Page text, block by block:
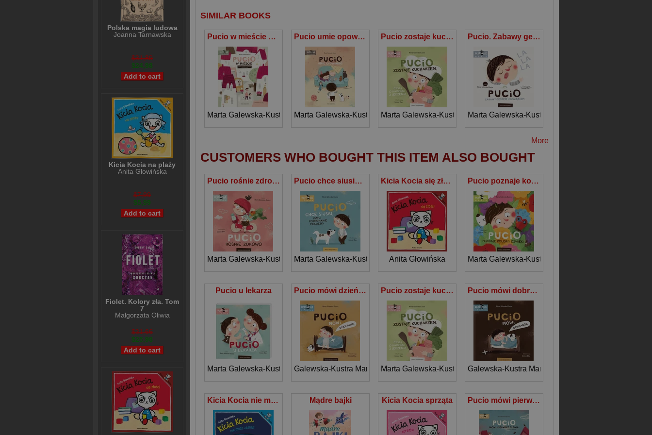
Polska magia ludowa
Joanna Tarnawska
$31,89
$24,98
Kicia Kocia na plaży
Anita Głowińska
$7,99
$5,99
Fiolet. Kolory zła. Tom
7
Małgorzata Oliwia
$31,66
$25,98
SIMILAR BOOKS
Pucio w mieście Zabawy językowe dla młodszych i starszych dzieci
Marta Galewska-Kustra
Pucio umie opowiadać
Marta Galewska-Kustra
Pucio zostaje kucharzem, czyli o radości z jedzenia
Marta Galewska-Kustra
Pucio. Zabawy gestem i dźwiękiem
Marta Galewska-Kustra
More
CUSTOMERS WHO BOUGHT THIS ITEM ALSO BOUGHT
Pucio rośnie zdrowo
Marta Galewska-Kustra
Pucio chce siusiu, czyli pożegnanie pieluszki
Marta Galewska-Kustra
Kicia Kocia się złości
Anita Głowińska
Pucio poznaje kolory i dźwięki
Marta Galewska-Kustra
Pucio u lekarza
Marta Galewska-Kustra
Pucio mówi dzień dobry wyd. 2022
Galewska-Kustra Marta
Pucio zostaje kucharzem, czyli o radości z jedzenia
Marta Galewska-Kustra
Pucio mówi dobranoc
Galewska-Kustra Marta
Kicia Kocia nie może zasnąć Mądre bajki Kicia Kocia sprząta Pucio mówi pierwsze słowa